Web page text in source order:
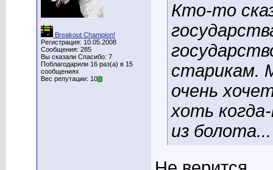
Breakout Champion!
Регистрация: 10.05.2008
Сообщения: 285
Вы сказали Спасибо: 7
Поблагодарили 16 раз(а) в 15
сообщениях
Вес репутации: 10
Кто-то
старикам.
очень
хоть
из болота...